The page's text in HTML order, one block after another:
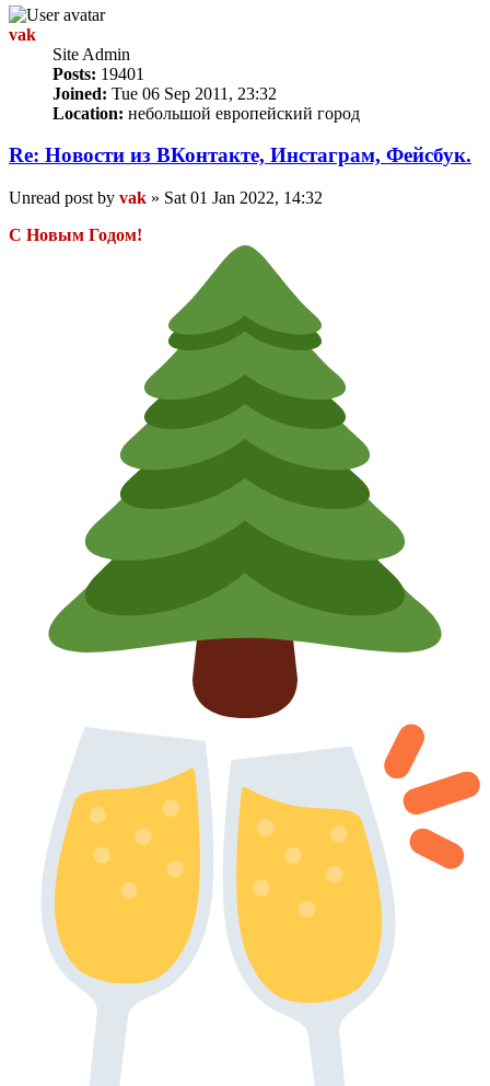
vak
Site Admin
Posts: 19401
Joined: Tue 06 Sep 2011, 23:32
Location: небольшой европейский город
Re: Новости из ВКонтакте, Инстаграм, Фейсбук.
Unread post by vak » Sat 01 Jan 2022, 14:32
С Новым Годом!